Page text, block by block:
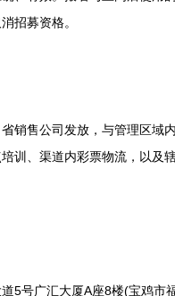
招募资格。
售公司发放，与管理区域
训、渠道内彩票物流，以
号广汇大厦A座8楼(宝鸡市福